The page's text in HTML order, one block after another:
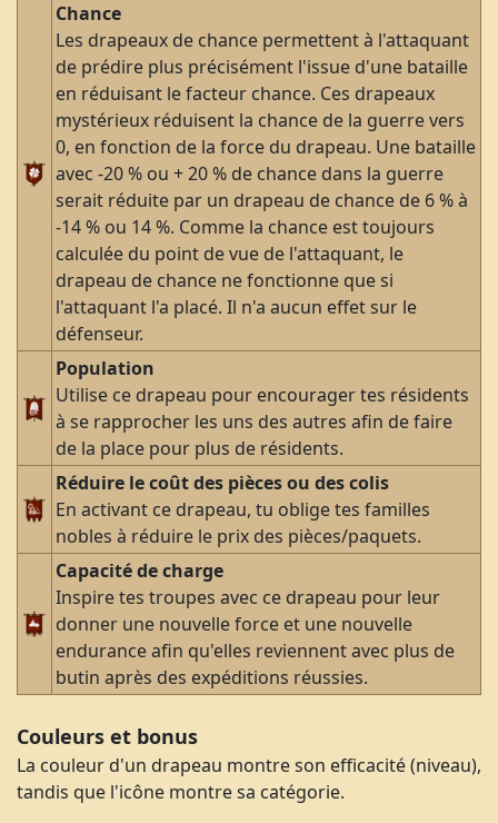
Chance
Les drapeaux de chance permettent à l'attaquant
de prédire plus précisément l'issue d'une bataille
en réduisant le facteur chance. Ces drapeaux
mystérieux réduisent la chance de la guerre vers
0, en fonction de la force du drapeau. Une bataille
avec -20 % ou + 20 % de chance dans la guerre
serait réduite par un drapeau de chance de 6 % à
-14 % ou 14 %. Comme la chance est toujours
calculée du point de vue de l'attaquant, le
drapeau de chance ne fonctionne que si
l'attaquant l'a placé. Il n'a aucun effet sur le
défenseur.
Population
Utilise ce drapeau pour encourager tes résidents
à se rapprocher les uns des autres afin de faire
de la place pour plus de résidents.
Réduire le coût des pièces ou des colis
En activant ce drapeau, tu oblige tes familles
nobles à réduire le prix des pièces/paquets.
Capacité de charge
Inspire tes troupes avec ce drapeau pour leur
donner une nouvelle force et une nouvelle
endurance afin qu'elles reviennent avec plus de
butin après des expéditions réussies.
Couleurs et bonus
La couleur d'un drapeau montre son efficacité (niveau),
tandis que l'icône montre sa catégorie.